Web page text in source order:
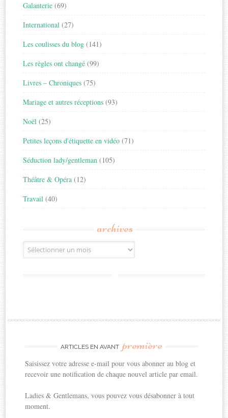
Galanterie (69)
International (27)
Les coulisses du blog (141)
Les règles ont changé (99)
Livres – Chroniques (75)
Mariage et autres réceptions (93)
Noël (25)
Petites leçons d'étiquette en vidéo (71)
Séduction lady/gentleman (105)
Théâtre & Opéra (12)
Travail (40)
archives
Archives
ARTICLES EN AVANT première
Saisissez votre adresse e-mail pour vous abonner au blog et
recevoir une notification de chaque nouvel article par email.
Ladies & Gentlemans, vous pouvez vous désabonner à tout
moment.